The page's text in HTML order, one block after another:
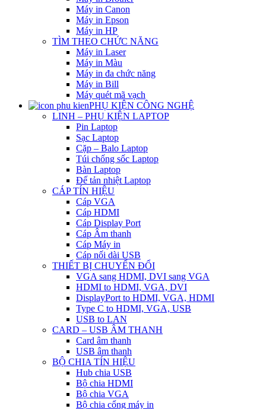
Máy in Canon
Máy in Epson
Máy in HP
TÌM THEO CHỨC NĂNG
Máy in Laser
Máy in Màu
Máy in đa chức năng
Máy in Bill
Máy quét mã vạch
PHỤ KIỆN CÔNG NGHỆ
LINH – PHỤ KIỆN LAPTOP
Pin Laptop
Sạc Laptop
Cặp – Balo Laptop
Túi chống sốc Laptop
Bàn Laptop
Đế tản nhiệt Laptop
CÁP TÍN HIỆU
Cáp VGA
Cáp HDMI
Cáp Display Port
Cáp Âm thanh
Cáp Máy in
Cáp nối dài USB
THIẾT BỊ CHUYỂN ĐỔI
VGA sang HDMI, DVI sang VGA
HDMI to HDMI, VGA, DVI
DisplayPort to HDMI, VGA, HDMI
Type C to HDMI, VGA, USB
USB to LAN
CARD – USB ÂM THANH
Card âm thanh
USB âm thanh
BỘ CHIA TÍN HIỆU
Hub chia USB
Bộ chia HDMI
Bộ chia VGA
Bộ chia cổng máy in